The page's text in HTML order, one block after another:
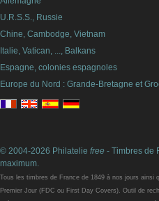
U.R.S.S., Russie
Chine, Cambodge, Vietnam
Italie, Vatican, ..., Balkans
Espagne, colonies espagnoles
Europe du Nord : Grande-Bretagne et
© 2004-2026 Philatelie free - Timbres de
maximum.
Tous les timbres de France de 1849 à nos jours ainsi
Premier Jour (FDC ou First Day Covers). Outil de